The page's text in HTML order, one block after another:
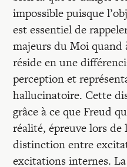
impossible puisque
est essentiel de
majeurs du Moi quand
réside en une
perception et
hallucinatoire. Cette
grâce à ce que Freud
réalité, épreuve lors
distinction entre
excitations internes.